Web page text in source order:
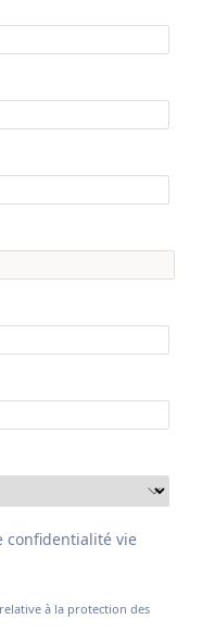
confidentialité vie
à la protection des